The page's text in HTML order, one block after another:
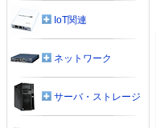
IoT関連
ネットワーク
サーバ・ストレージ